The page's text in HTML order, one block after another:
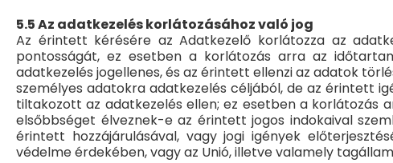
5.5 Az adatkezelés korlátozásához való jog
Az érintett kérésére az Adatkezelő korlátozza az
pontosságát, ez esetben a korlátozás arra az
adatkezelés jogellenes, és az érintett ellenzi az adatok
személyes adatokra adatkezelés céljából, de az érintett
tiltakozott az adatkezelés ellen; ez esetben a korlátozás
elsőbbséget élveznek-e az érintett jogos indokaival
érintett hozzájárulásával, vagy jogi igények
védelme érdekében, vagy az Unió, illetve valamely